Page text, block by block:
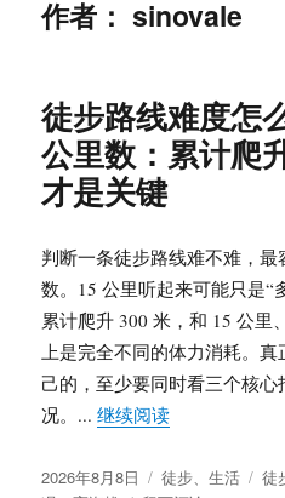
作者：sinovale
徒步路线难度怎
公里数：累计爬
才是关键
判断一条徒步路线难不难，
数。15 公里听起来可能只是“
累计爬升 300 米，和 15 公里
上是完全不同的体力消耗。
己的，至少要同时看三个核
况。...继续阅读“徒步路线难
发
2026年8月8日
分
徒步、生活
标
徒